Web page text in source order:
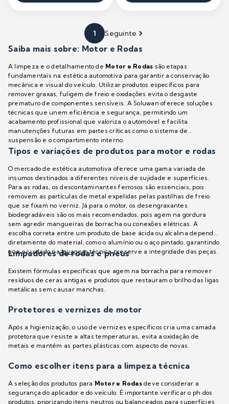
Saiba mais sobre: Motor e Rodas
A limpeza e o detalhamento de Motor e Rodas são etapas
fundamentais na estética automotiva para garantir a conservação
mecânica e visual do veículo. Utilizar produtos específicos para
remover graxas, fuligem de freio e oxidações evita o desgaste
prematuro de componentes sensíveis. A Soluwan oferece soluções
técnicas que unem eficiência e segurança, permitindo um
acabamento profissional que valoriza o automóvel e facilita
manutenções futuras em partes críticas como o sistema de
suspensão e o compartimento interno.
Tipos e variações de produtos para motor e rodas
O mercado de estética automotiva oferece uma gama variada de
insumos destinados a diferentes níveis de sujidade e superfícies.
Para as rodas, os descontaminantes ferrosos são essenciais, pois
removem as partículas de metal expelidas pelas pastilhas de freio
que se fixam no verniz. Já para o motor, os desengraxantes
biodegradáveis são os mais recomendados, pois agem na gordura
sem agredir mangueiras de borracha ou conexões elétricas. A
escolha correta entre um produto de base ácida ou alcalina depende
diretamente do material, como o alumínio ou o aço pintado, garantindo
que o cuidado nalavagemtécnica preserve a integridade das peças.
Limpadores de rodas e pneus
Existem fórmulas específicas que agem na borracha para remover
resíduos de ceras antigas e produtos que restauram o brilho das ligas
metálicas sem causar manchas.
Protetores e vernizes de motor
Após a higienização, o uso de vernizes específicos cria uma camada
protetora que resiste a altas temperaturas, evita a oxidação de
metais e mantém as partes plásticas com aspecto de novas.
Como escolher itens para a limpeza técnica
A seleção dos produtos para Motor e Rodasdeve considerar a
segurança do aplicador e do veículo. É importante verificar o ph dos
produtos, priorizando itens neutros ou balanceados para superfícies
1 Seguinte